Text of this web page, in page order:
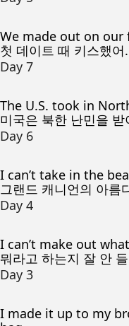
We made out on our
첫 데이트 때 키스했어.
Day 7
The U.S. took in
미국은 북한 난민을 받
Day 6
I can’t take in the
그랜드 캐니언의 아름
Day 4
I can’t make out
뭐라고 하는지 잘 안
Day 3
I made it up to my